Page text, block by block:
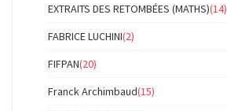
EXTRAITS DES RETOMBÉES (MATHS)(14)
FABRICE LUCHINI(2)
FIFPAN(20)
Franck Archimbaud(15)